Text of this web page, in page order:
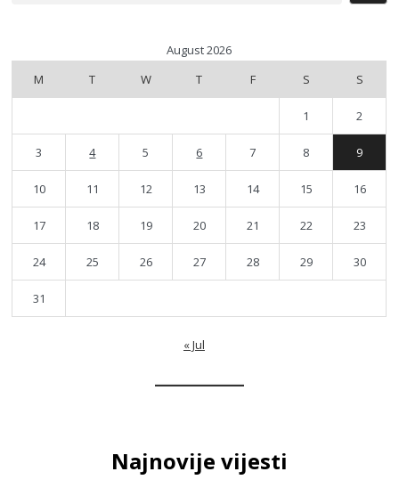
August 2026
M
T W T F S S
1 2
3 4 5 6 7 8 9
10 11 12 13 14 15 16
17 18 19 20 21 22 23
24 25 26 27 28 29 30
31
« Jul
Najnovije vijesti